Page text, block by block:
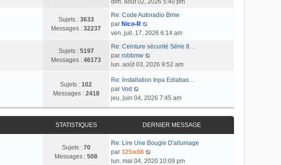
a
g
e
r
m
s
a
g
e
i
r
m
s
a
e
l
e
d
e
n
i
e
m
s
g
l
t
r
e
e
r
i
m
s
a
s
l
t
r
e
e
r
n
i
e
r
e
dim. août 02, 2026 5:40 pm
Sujets : 3633
Messages : 32237
Re: Code Autoradio Bmw
par Nico-R
o
s
u
l
t
r
d
r
n
i
ven. juil. 17, 2026 6:14 am
Sujets : 5197
Messages : 46173
Re: Ceinture sécurité Série 8…
par robbmw
o
s
l
t
e
r
l
e
e
lun. août 03, 2026 9:52 am
Sujets : 102
Messages : 2418
Re: Installation Inpa Ediabas…
par Vod
o
n
s
l
t
e
r
jeu. juin 04, 2026 7:45 am
STATISTIQUES DERNIER MESSAGE
Sujets : 70
Messages : 508
Re: Lire Une Bougie D'allumage
par 325ix86
o
lun. mai 04, 2020 10:09 pm